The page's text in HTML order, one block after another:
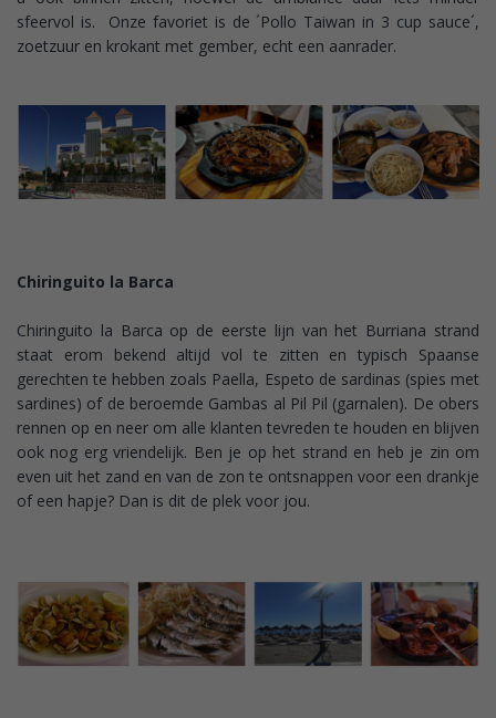
sfeervol is. Onze favoriet is de ´Pollo Taiwan in 3 cup sauce´,
zoetzuur en krokant met gember, echt een aanrader.
Chiringuito la Barca
Chiringuito la Barca op de eerste lijn van het Burriana strand
staat erom bekend altijd vol te zitten en typisch Spaanse
gerechten te hebben zoals Paella, Espeto de sardinas (spies met
sardines) of de beroemde Gambas al Pil Pil (garnalen). De obers
rennen op en neer om alle klanten tevreden te houden en blijven
ook nog erg vriendelijk. Ben je op het strand en heb je zin om
even uit het zand en van de zon te ontsnappen voor een drankje
of een hapje? Dan is dit de plek voor jou.